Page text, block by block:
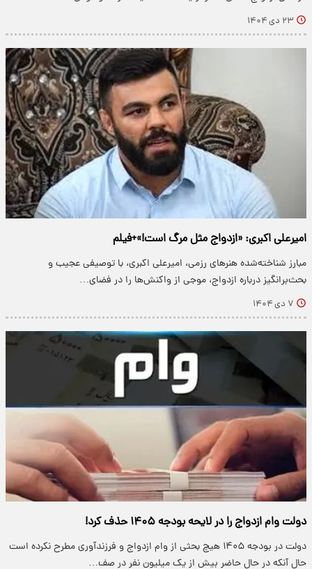
۲۳ دی ۱۴۰۴
امیرعلی اکبری: «ازدواج مثل مرگ است!»+فیلم
مبارز شناخته‌شده هنرهای رزمی، امیرعلی اکبری، با توصیفی عجیب و
بحث‌برانگیز درباره ازدواج، موجی از واکنش‌ها را در فضای…
۷ دی ۱۴۰۴
دولت وام ازدواج را در لایحه بودجه ۱۴۰۵ حذف کرد!
دولت در بودجه ۱۴۰۵ هیچ بحثی از وام ازدواج و فرزندآوری مطرح نکرده است
حال آنکه در حال حاضر بیش از یک میلیون نفر در صف…